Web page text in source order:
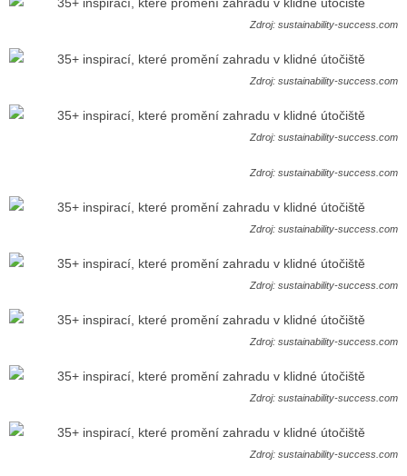
Zdroj: sustainability-success.com
Zdroj: sustainability-success.com
Zdroj: sustainability-success.com
Zdroj: sustainability-success.com
Zdroj: sustainability-success.com
Zdroj: sustainability-success.com
Zdroj: sustainability-success.com
Zdroj: sustainability-success.com
Zdroj: sustainability-success.com